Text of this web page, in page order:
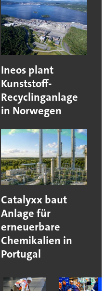
Ineos plant
Kunststoff-
Recyclinganlage
in Norwegen
Catalyxx baut
Anlage für
erneuerbare
Chemikalien in
Portugal